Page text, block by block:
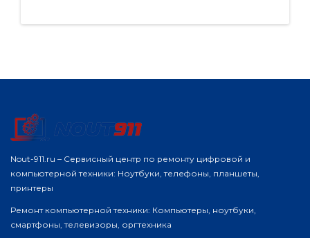
Nout-911.ru – Сервисный центр по ремонту цифровой и
компьютерной техники: Ноутбуки, телефоны, планшеты,
принтеры
Ремонт компьютерной техники: Компьютеры, ноутбуки,
смартфоны, телевизоры, оргтехника